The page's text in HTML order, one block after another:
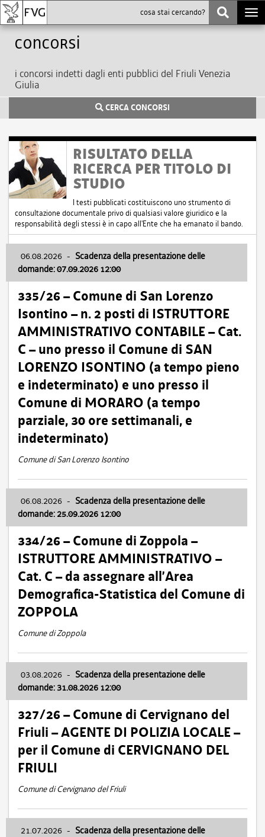
Concorsi
i concorsi indetti dagli enti pubblici del Friuli Venezia
Giulia
CERCA CONCORSI
RISULTATO DELLA
RICERCA PER TITOLO DI
STUDIO
I testi pubblicati costituiscono uno strumento di
consultazione documentale privo di qualsiasi valore giuridico e la
responsabilità degli stessi è in capo all'Ente che ha emanato il bando.
06.08.2026 - Scadenza della presentazione delle
domande: 07.09.2026 12:00
335/26 – Comune di San Lorenzo
Isontino – n. 2 posti di ISTRUTTORE
AMMINISTRATIVO CONTABILE – Cat.
C – uno presso il Comune di SAN
LORENZO ISONTINO (a tempo pieno
e indeterminato) e uno presso il
Comune di MORARO (a tempo
parziale, 30 ore settimanali, e
indeterminato)
Comune di San Lorenzo Isontino
06.08.2026 - Scadenza della presentazione delle
domande: 25.09.2026 12:00
334/26 – Comune di Zoppola –
ISTRUTTORE AMMINISTRATIVO –
Cat. C – da assegnare all’Area
Demografica-Statistica del Comune di
ZOPPOLA
Comune di Zoppola
03.08.2026 - Scadenza della presentazione delle
domande: 31.08.2026 12:00
327/26 – Comune di Cervignano del
Friuli – AGENTE DI POLIZIA LOCALE –
per il Comune di CERVIGNANO DEL
FRIULI
Comune di Cervignano del Friuli
21.07.2026 - Scadenza della presentazione delle